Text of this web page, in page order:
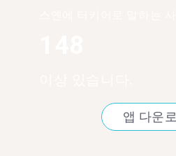
앱 다운